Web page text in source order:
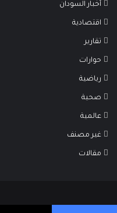
أخبار السودان
اقتصادية
تقارير
حوارات
رياضية
صحية
عالمية
غير مصنف
مقالات